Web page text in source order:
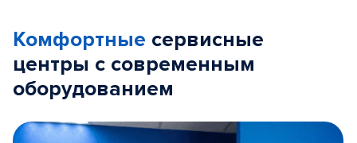
Комфортные сервисные
центры с современным
оборудованием